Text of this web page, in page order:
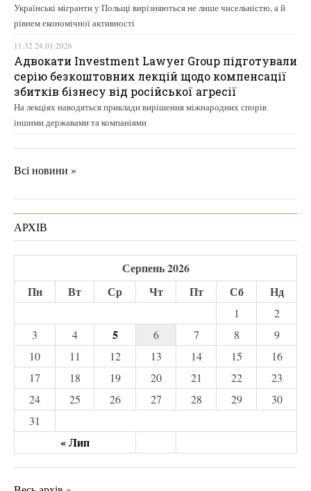
Українські мігранти у Польщі вирізняються не лише чисельністю, а й
рівнем економічної активності
11:32 24.01.2026
Адвокати Investment Lawyer Group підготували
серію безкоштовних лекцій щодо компенсації
збитків бізнесу від російської агресії
На лекціях наводяться приклади вирішення міжнародних спорів
іншими державами та компаніями
Всі новини »
АРХІВ
Серпень 2026
Пн
Вт Ср Чт Пт Сб Нд
« Лип
1
2
3
4 5 6 7 8
9
10
11 12 13 14 15
16
17
18 19 20 21 22
23
24
25 26 27 28 29
30
31